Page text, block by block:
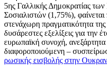
5ης Γαλλικής Δημοκρατίας
Σοσιαλιστών (1,75%),
στενάχωρη πραγματικότητα
δυσάρεστες εξελίξεις για την
ευρωπαϊκή συνοχή,
διαφοροποιούμενη –
ρωσικής εισβολής στην